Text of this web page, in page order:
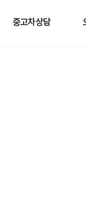
중고차상담